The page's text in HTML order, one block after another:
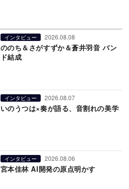
インタビュー 2026.08.08
ののち＆さがすずか＆蒼井羽音 バン
ド結成
インタビュー 2026.08.07
いのうつは×奏が語る、音割れの美学
インタビュー 2026.08.06
宮本佳林 AI開発の原点明かす